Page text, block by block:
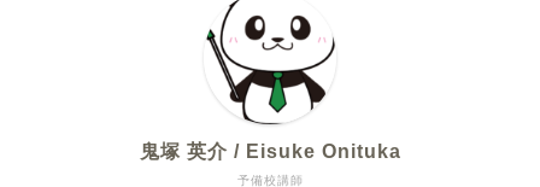
予備校講師
鬼塚 英介 / Eisuke Onituka